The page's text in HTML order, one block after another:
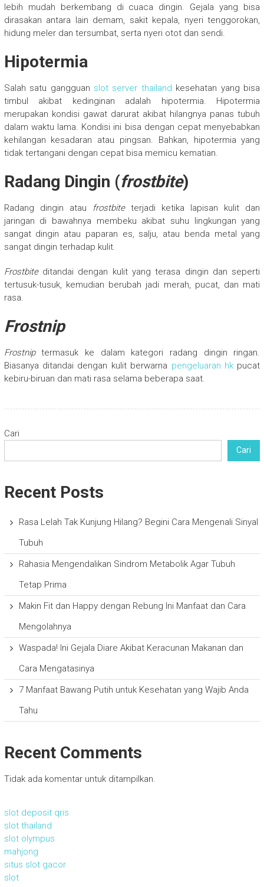
lebih mudah berkembang di cuaca dingin. Gejala yang bisa
dirasakan antara lain demam, sakit kepala, nyeri tenggorokan,
hidung meler dan tersumbat, serta nyeri otot dan sendi.
Hipotermia
Salah satu gangguan slot server thailand kesehatan yang bisa
timbul akibat kedinginan adalah hipotermia. Hipotermia
merupakan kondisi gawat darurat akibat hilangnya panas tubuh
dalam waktu lama. Kondisi ini bisa dengan cepat menyebabkan
kehilangan kesadaran atau pingsan. Bahkan, hipotermia yang
tidak tertangani dengan cepat bisa memicu kematian.
Radang Dingin (frostbite)
Radang dingin atau frostbiteterjadi ketika lapisan kulit dan
jaringan di bawahnya membeku akibat suhu lingkungan yang
sangat dingin atau paparan es, salju, atau benda metal yang
sangat dingin terhadap kulit.
Frostbiteditandai dengan kulit yang terasa dingin dan seperti
tertusuk-tusuk, kemudian berubah jadi merah, pucat, dan mati
rasa.
Frostnip
Frostniptermasuk ke dalam kategori radang dingin ringan.
Biasanya ditandai dengan kulit berwarna pengeluaran hkpucat
kebiru-biruan dan mati rasa selama beberapa saat.
Cari
Cari
Recent Posts
Rasa Lelah Tak Kunjung Hilang? Begini Cara Mengenali Sinyal
Tubuh
Rahasia Mengendalikan Sindrom Metabolik Agar Tubuh
Tetap Prima
Makin Fit dan Happy dengan Rebung Ini Manfaat dan Cara
Mengolahnya
Waspada! Ini Gejala Diare Akibat Keracunan Makanan dan
Cara Mengatasinya
7 Manfaat Bawang Putih untuk Kesehatan yang Wajib Anda
Tahu
Recent Comments
Tidak ada komentar untuk ditampilkan.
slot deposit qris
slot thailand
slot olympus
mahjong
situs slot gacor
slot